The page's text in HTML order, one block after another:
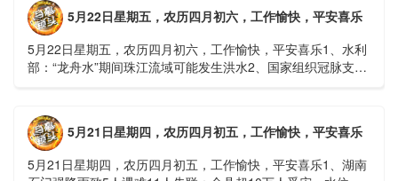
5月22日星期五，农历四月初六，工作愉快，平安喜乐
5月22日星期五，农历四月初六，工作愉快，平安喜乐1、水利
部：“龙舟水”期间珠江流域可能发生洪水2、国家组织冠脉支架
5月21日星期四，农历四月初五，工作愉快，平安喜乐
5月21日星期四，农历四月初五，工作愉快，平安喜乐1、湖南